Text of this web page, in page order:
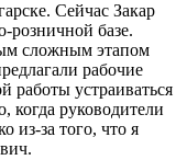
Сейчас Закар
розничной базе.
сложным этапом
рабочие
работы устраиваться
когда руководители
из-за того, что я